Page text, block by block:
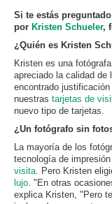
Si te estás
por Kristen Schueler,
¿Quién es Kristen
Kristen es una
apreciado la calidad de
encontrado
nuestras tarjetas de
nuevo tipo de tarjetas.
¿Un fotógrafo sin
La mayoría de los
tecnología de impresión
visita. Pero Kristen
lujo. "En otras
explica Kristen, "Pero